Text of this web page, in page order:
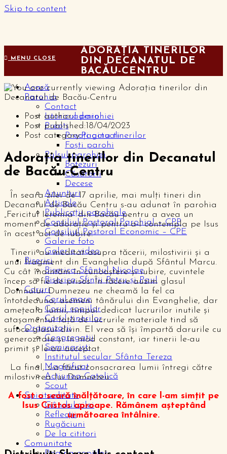
Skip to content
MENU CLOSE
Acasă
Parohia
Contact
Istoricul parohiei
Preoți
Preoți actuali
Foști parohi
Pulsul parohiei
Botezuri
Căsătorii
Decese
Anunțuri
Articole
Publicații parohiale
Consiliul Pastoral Parohial – CPP
Consiliul Pastoral Economic – CPE
Galerie foto
Galerie video
Biserici
Biserica Sfântul Nicolae
Biserica Sfinții Petru și Paul
Coruri
Corul mare
Corul copiilor
Corul tinerilor
Organizații
Congregații
Seminariști
Institutul secular Sfânta Tereza
Magnificat
Acțiunea Catolică
Scout
Spiritualitate
Gândul zilei
Reflecții
Rugăciuni
De la cititori
Comunitate
ADORAȚIA TINERILOR
DIN DECANATUL DE
BACĂU-CENTRU
Post author:admin
Post published:18/04/2023
Post category:Pagina tinerilor
Adorația tinerilor din Decanatul
de Bacău-Centru
În seara zilei de 17 aprilie, mai mulți tineri din
Decanatul de Bacău Centru s-au adunat în parohia
„Fericitul Ieremia” din Bacău pentru a avea un
moment de adorație și pentru a-l contempla pe Isus
în acest act de iubire.
Tinerii au meditat asupra tăcerii, milostivirii și a
unui fragment din Evanghelia după Sfântul Marcu.
Cu cât înaintăm în cunoaștere și iubire, cuvintele
încep să fie de prisos. În tăcere auzim glasul
Domnului. Dumnezeu ne cheamă la fel ca
întotdeauna, asemeni tânărului din Evanghelie, dar
amețeala lumii, timpul dedicat lucrurilor inutile și
atașamentul față de lucrurile materiale tind să
sufoce glasul divin. El vrea să își împartă darurile cu
generozitate și în mod constant, iar tinerii le-au
primit și le-au acceptat.
La final, s-a făcut consacrarea lumii întregi către
milostivirea lui Dumnezeu.
A fost o seară înălțătoare, în care l-am simțit pe
Isus Cristos aproape. Rămânem așteptând
următoarea întâlnire.